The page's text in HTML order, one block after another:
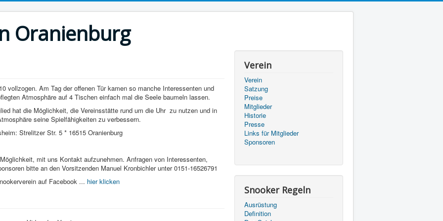
Oranienburg
vollzogen. Am Tag der offenen Tür kamen so manche Interessenten und
Atmosphäre auf 4 Tischen einfach mal die Seele baumeln lassen.
hat die Möglichkeit, die Vereinsstätte rund um die Uhr zu nutzen und in
seine Spielfähigkeiten zu verbessern.
Strelitzer Str. 5 * 16515 Oranienburg
mit uns Kontakt aufzunehmen. Anfragen von Interessenten,
bitte an den Vorsitzenden Manuel Kronbichler unter 0151-16526791
auf Facebook ... hier klicken
Verein
Verein
Satzung
Preise
Mitglieder
Historie
Presse
Links für Mitglieder
Sponsoren
Snooker Regeln
Ausrüstung
Definition